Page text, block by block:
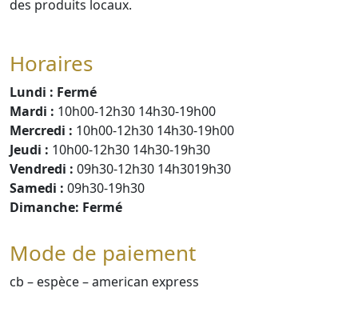
des produits locaux.
Horaires
Lundi : Fermé
Mardi : 10h00-12h30 14h30-19h00
Mercredi : 10h00-12h30 14h30-19h00
Jeudi : 10h00-12h30 14h30-19h30
Vendredi : 09h30-12h30 14h3019h30
Samedi : 09h30-19h30
Dimanche: Fermé
Mode de paiement
cb – espèce – american express